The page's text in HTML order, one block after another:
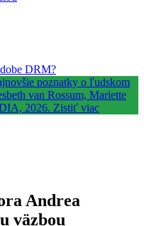
DRM?
Andrea
väzbou